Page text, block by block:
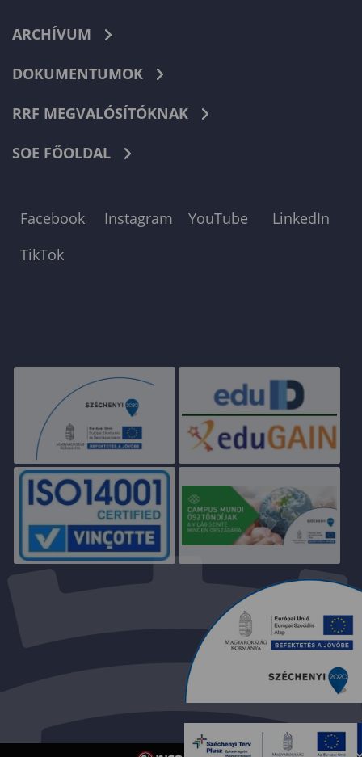
ARCHÍVUM
DOKUMENTUMOK
RRF MEGVALÓSÍTÓKNAK
SOE FŐOLDAL
Facebook Instagram YouTube
LinkedIn
TikTok